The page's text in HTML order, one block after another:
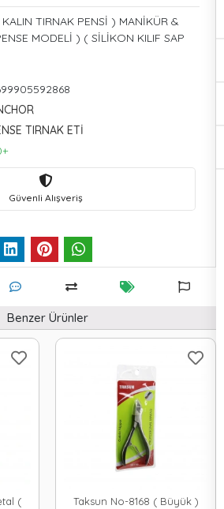
TIRNAK PENSİ ) MANİKÜR &
MODELİ ) ( SİLİKON KILIF SAP
TIRNAK ETİ
Güvenli Alışveriş
Benzer Ürünler
(
Taksun No-8168 ( Büyük )